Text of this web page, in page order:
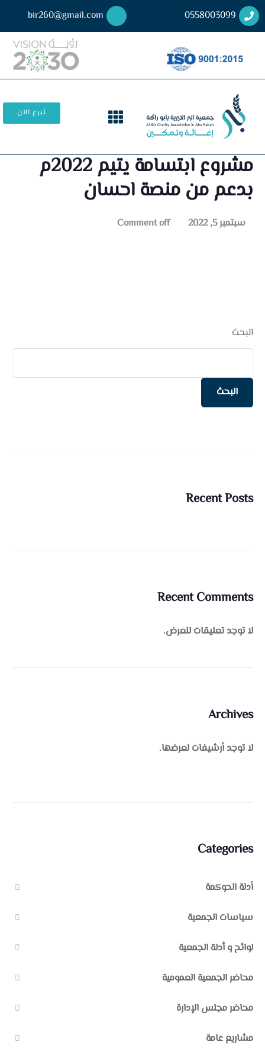
0558003099
bir260@gmail.com
تبرع الآن
مشروع ابتسامة يتيم 2022م
بدعم من منصة احسان
سبتمبر 5, 2022 Comment off
البحث
البحث
Recent Posts
Recent Comments
لا توجد تعليقات للعرض.
Archives
لا توجد أرشيفات لعرضها.
Categories
أدلة الحوكمة
سياسات الجمعية
لوائح و أدلة الجمعية
محاضر الجمعية العمومية
محاضر مجلس الإدارة
مشاريع عامة